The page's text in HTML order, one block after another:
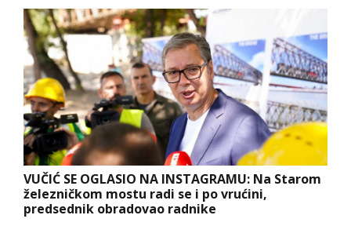
VUČIĆ SE OGLASIO NA INSTAGRAMU: Na Starom
železničkom mostu radi se i po vrućini,
predsednik obradovao radnike